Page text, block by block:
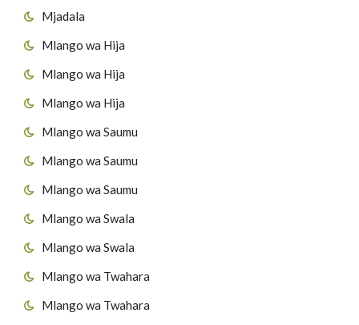
Mjadala
Mlango wa Hija
Mlango wa Hija
Mlango wa Hija
Mlango wa Saumu
Mlango wa Saumu
Mlango wa Saumu
Mlango wa Swala
Mlango wa Swala
Mlango wa Twahara
Mlango wa Twahara